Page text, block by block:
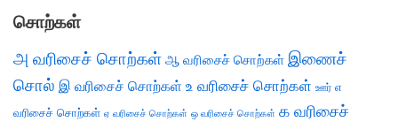
சொற்கள்
அ வரிசைச் சொற்கள் ஆ வரிசைச் சொற்கள் இணைச்
சொல் இ வரிசைச் சொற்கள் உ வரிசைச் சொற்கள் ஊர் எ
வரிசைச் சொற்கள் ஏ வரிசைச் சொற்கள் ஒ வரிசைச் சொற்கள் க வரிசைச்